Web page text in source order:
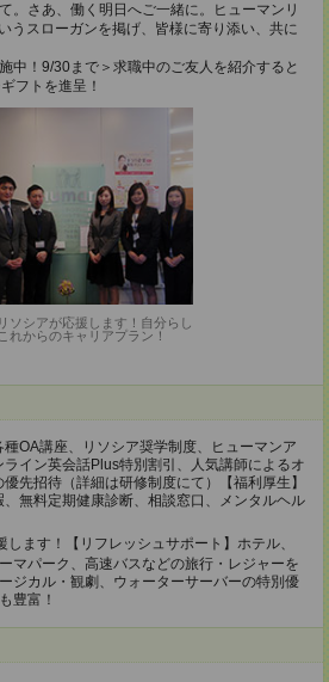
。さあ、働く明日へご一緒に。ヒューマンリ
うスローガンを掲げ、皆様に寄り添い、共に
中！9/30まで＞求職中のご友人を紹介すると
フトを進呈！
ソシアが応援します！自分らし
れからのキャリアプラン！
種OA講座、リソシア奨学制度、ヒューマンア
イン英会話Plus特別割引、人気講師によるオ
先招待（詳細は研修制度にて）【福利厚生】
無料定期健康診断、相談窓口、メンタルヘル
します！【リフレッシュサポート】ホテル、
マパーク、高速バスなどの旅行・レジャーを
ジカル・観劇、ウォーターサーバーの特別優
豊富！